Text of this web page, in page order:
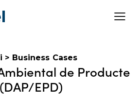
> Business Cases
de Producte
(DAP/EPD)